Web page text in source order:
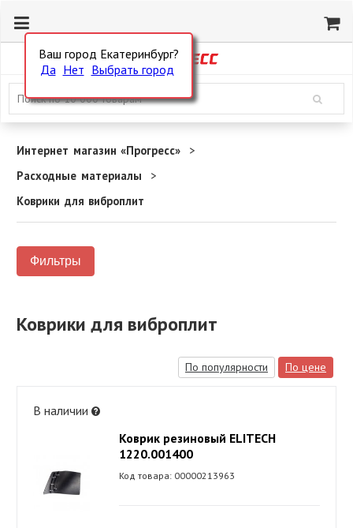
Ваш город Екатеринбург?
Да Нет Выбрать город
Интернет магазин «Прогресс»
Расходные материалы
Коврики для виброплит
Фильтры
Коврики для виброплит
По популярности По цене
В наличии
Коврик резиновый ELITECH
1220.001400
Код товара: 00000213963